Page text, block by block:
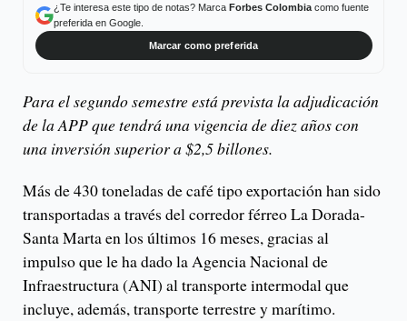
¿Te interesa este tipo de notas? Marca Forbes Colombiacomo fuente
preferida en Google.
Marcar como preferida
Para el segundo semestre está prevista la adjudicación
de la APP que tendrá una vigencia de diez años con
una inversión superior a $2,5 billones.
Más de 430 toneladas de café tipo exportación han sido
transportadas a través del corredor férreo La Dorada-
Santa Marta en los últimos 16 meses, gracias al
impulso que le ha dado la Agencia Nacional de
Infraestructura (ANI) al transporte intermodal que
incluye, además, transporte terrestre y marítimo.